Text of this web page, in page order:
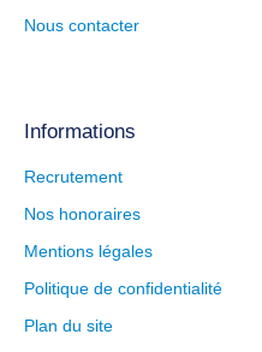
Nous contacter
Informations
Recrutement
Nos honoraires
Mentions légales
Politique de confidentialité
Plan du site